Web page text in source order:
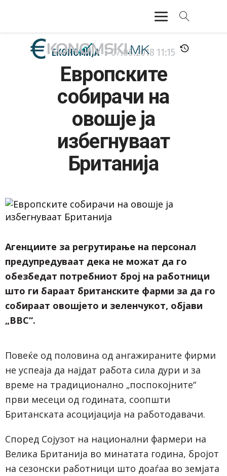
АКТУЕЛНО
ЕКОНОМИЈА
ФИНАНСИИ
БАНКАРСТВО
ЖИВОТ
ЕКОНОМИЈА 07.06.2018 11:15
Европските
собирачи на
овошје ја
избегнуваат
Британија
Агенциите за регрутирање на персонал
предупредуваат дека не можат да го
обезбедат потребниот број на работници
што ги бараат британските фарми за да го
собираат овошјето и зеленчукот, објави
„ВВС“.
Повеќе од половина од ангажираните фирми
не успеаја да најдат работа сила дури и за
време на традиционално „поспокојните“
први месеци од годината, соопшти
Британската асоцијација на работодавачи.
Според Сојузот на национални фармери на
Велика Британија во минатата година, бројот
на сезонски работници што доаѓаа во земјата